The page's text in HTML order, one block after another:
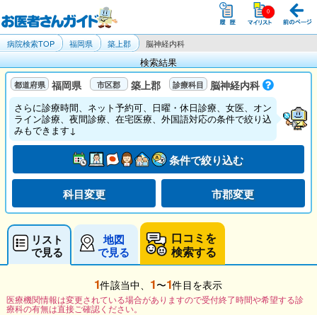
病院検索TOP 福岡県 築上郡 脳神経内科
検索結果
福岡県 築上郡 脳神経内科
さらに診療時間、ネット予約可、日曜・休日診療、女医、オン
ライン診療、夜間診療、在宅医療、外国語対応の条件で絞り込
みもできます↓
条件で絞り込む
科目変更 市郡変更
リスト
で見る
地図
で見る
口コミを
検索する
1件該当中、 1〜1件目を表示
医療機関情報は変更されている場合がありますので受付終了時間や希望する診
療科の有無は直接ご確認ください。